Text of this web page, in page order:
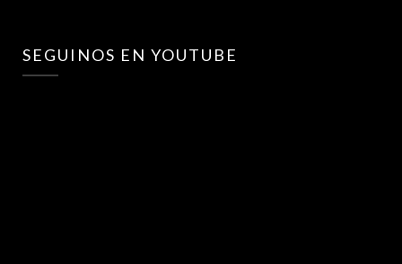
SEGUINOS EN YOUTUBE